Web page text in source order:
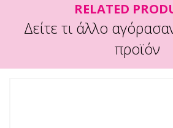
RELATED
Δείτε τι άλλο
προϊόν